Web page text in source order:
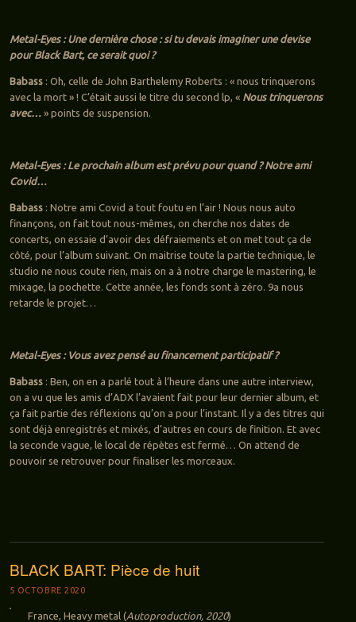
Metal-Eyes : Une dernière chose : si tu devais imaginer une devise
pour Black Bart, ce serait quoi ?
Babass: Oh, celle de John Barthelemy Roberts : « nous trinquerons
avec la mort » ! C’était aussi le titre du second lp, « Nous trinquerons
avec…» points de suspension.
Metal-Eyes : Le prochain album est prévu pour quand ? Notre ami
Covid…
Babass: Notre ami Covid a tout foutu en l’air ! Nous nous auto
finançons, on fait tout nous-mêmes, on cherche nos dates de
concerts, on essaie d’avoir des défraiements et on met tout ça de
côté, pour l’album suivant. On maitrise toute la partie technique, le
studio ne nous coute rien, mais on a à notre charge le mastering, le
mixage, la pochette. Cette année, les fonds sont à zéro. 9a nous
retarde le projet…
Metal-Eyes : Vous avez pensé au financement participatif ?
Babass: Ben, on en a parlé tout à l’heure dans une autre interview,
on a vu que les amis d’ADX l’avaient fait pour leur dernier album, et
ça fait partie des réflexions qu’on a pour l’instant. Il y a des titres qui
sont déjà enregistrés et mixés, d’autres en cours de finition. Et avec
la seconde vague, le local de répètes est fermé… On attend de
pouvoir se retrouver pour finaliser les morceaux.
BLACK BART: Pièce de huit
5 OCTOBRE 2020
France, Heavy metal (Autoproduction, 2020)